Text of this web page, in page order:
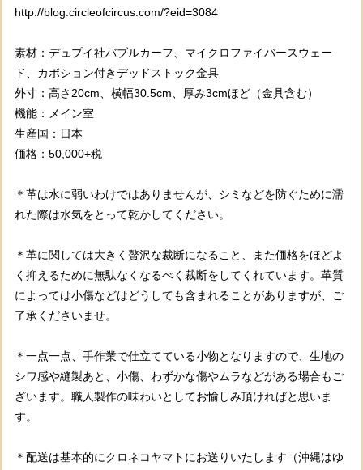
http://blog.circleofcircus.com/?eid=3084
素材：デュプイ社バブルカーフ、マイクロファイバースウェー
ド、カボション付きデッドストック金具
外寸：高さ20cm、横幅30.5cm、厚み3cmほど（金具含む）
機能：メイン室
生産国：日本
価格：50,000+税
＊革は水に弱いわけではありませんが、シミなどを防ぐために濡
れた際は水気をとって乾かしてください。
＊革に関しては大きく贅沢な裁断になること、また価格をほどよ
く抑えるために無駄なくなるべく裁断をしてくれています。革質
によっては小傷などはどうしても含まれることがありますが、ご
了承くださいませ。
＊一点一点、手作業で仕立てている小物となりますので、生地の
シワ感や縫製あと、小傷、わずかな傷やムラなどがある場合もご
ざいます。職人製作の味わいとしてお愉しみ頂ければと思いま
す。
＊配送は基本的にクロネコヤマトにお送りいたします（沖縄はゆ